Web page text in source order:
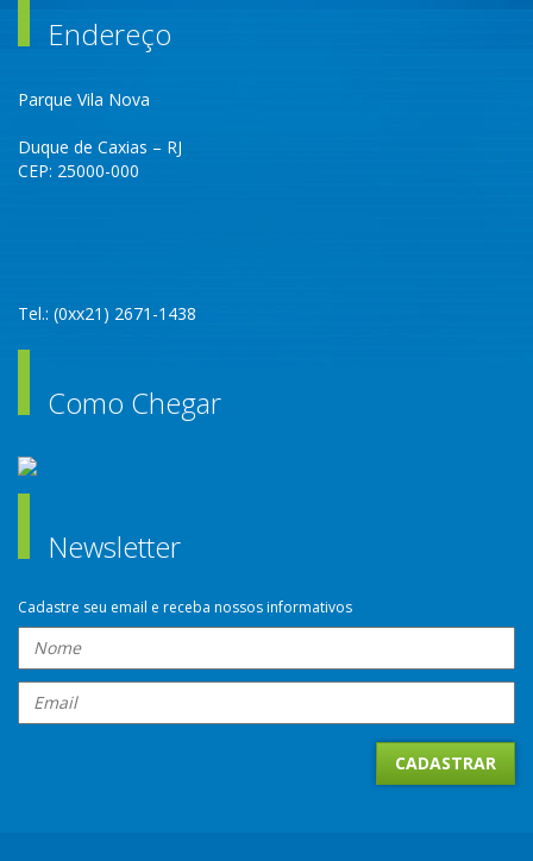
Endereço
Parque Vila Nova
Duque de Caxias – RJ
CEP: 25000-000
Tel.: (0xx21) 2671-1438
Como Chegar
Newsletter
Cadastre seu email e receba nossos informativos